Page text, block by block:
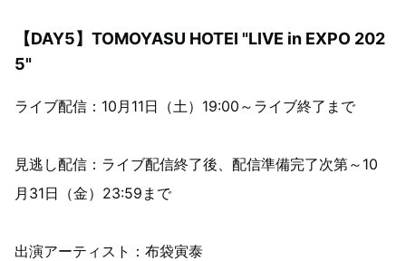
【DAY5】TOMOYASU HOTEI "LIVE in EXPO 202
5"
ライブ配信：10月11日（土）19:00～ライブ終了まで
見逃し配信：ライブ配信終了後、配信準備完了次第～10
月31日（金）23:59まで
出演アーティスト：布袋寅泰